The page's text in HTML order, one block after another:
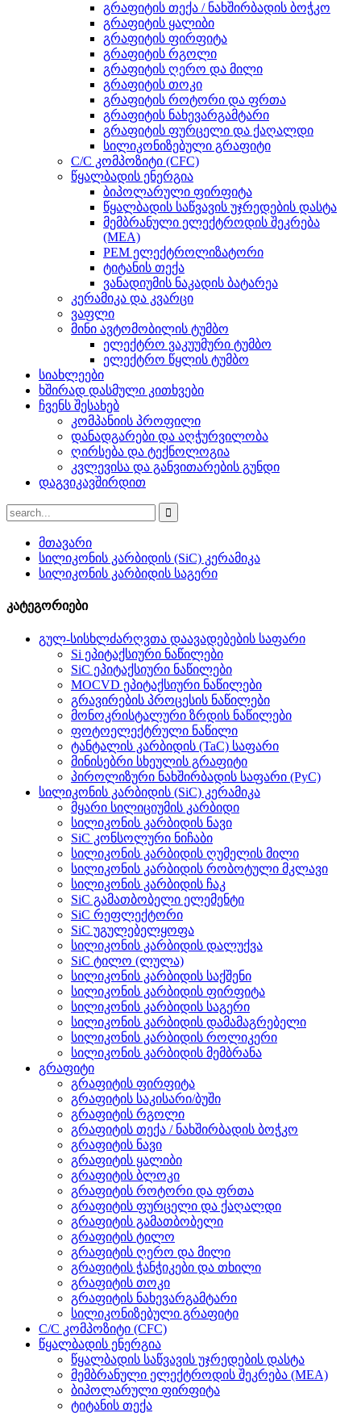
გრაფიტის თექა / ნახშირბადის ბოჭკო
გრაფიტის ყალიბი
გრაფიტის ფირფიტა
გრაფიტის რგოლი
გრაფიტის ღერო და მილი
გრაფიტის თოკი
გრაფიტის როტორი და ფრთა
გრაფიტის ნახევარგამტარი
გრაფიტის ფურცელი და ქაღალდი
სილიკონიზებული გრაფიტი
C/C კომპოზიტი (CFC)
წყალბადის ენერგია
ბიპოლარული ფირფიტა
წყალბადის საწვავის უჯრედების დასტა
მემბრანული ელექტროდის შეკრება
(MEA)
PEM ელექტროლიზატორი
ტიტანის თექა
ვანადიუმის ნაკადის ბატარეა
კერამიკა და კვარცი
ვაფლი
მინი ავტომობილის ტუმბო
ელექტრო ვაკუუმური ტუმბო
ელექტრო წყლის ტუმბო
სიახლეები
ხშირად დასმული კითხვები
ჩვენს შესახებ
კომპანიის პროფილი
დანადგარები და აღჭურვილობა
ღირსება და ტექნოლოგია
კვლევისა და განვითარების გუნდი
დაგვიკავშირდით
მთავარი
სილიკონის კარბიდის (SiC) კერამიკა
სილიკონის კარბიდის საგერი
კატეგორიები
გულ-სისხლძარღვთა დაავადებების საფარი
Si ეპიტაქსიური ნაწილები
SiC ეპიტაქსიური ნაწილები
MOCVD ეპიტაქსიური ნაწილები
გრავირების პროცესის ნაწილები
მონოკრისტალური ზრდის ნაწილები
ფოტოელექტრული ნაწილი
ტანტალის კარბიდის (TaC) საფარი
მინისებრი სხეულის გრაფიტი
პიროლიზური ნახშირბადის საფარი (PyC)
სილიკონის კარბიდის (SiC) კერამიკა
მყარი სილიციუმის კარბიდი
სილიკონის კარბიდის ნავი
SiC კონსოლური ნიჩაბი
სილიკონის კარბიდის ღუმელის მილი
სილიკონის კარბიდის რობოტული მკლავი
სილიკონის კარბიდის ჩაკ
SiC გამათბობელი ელემენტი
SiC რეფლექტორი
SiC უგულებელყოფა
სილიკონის კარბიდის დალუქვა
SiC ტილო (ლულა)
სილიკონის კარბიდის საქშენი
სილიკონის კარბიდის ფირფიტა
სილიკონის კარბიდის საგერი
სილიკონის კარბიდის დამამაგრებელი
სილიკონის კარბიდის როლიკერი
სილიკონის კარბიდის მემბრანა
გრაფიტი
გრაფიტის ფირფიტა
გრაფიტის საკისარი/ბუში
გრაფიტის რგოლი
გრაფიტის თექა / ნახშირბადის ბოჭკო
გრაფიტის ნავი
გრაფიტის ყალიბი
გრაფიტის ბლოკი
გრაფიტის როტორი და ფრთა
გრაფიტის ფურცელი და ქაღალდი
გრაფიტის გამათბობელი
გრაფიტის ტილო
გრაფიტის ღერო და მილი
გრაფიტის ჭანჭიკები და თხილი
გრაფიტის თოკი
გრაფიტის ნახევარგამტარი
სილიკონიზებული გრაფიტი
C/C კომპოზიტი (CFC)
წყალბადის ენერგია
წყალბადის საწვავის უჯრედების დასტა
მემბრანული ელექტროდის შეკრება (MEA)
ბიპოლარული ფირფიტა
ტიტანის თექა